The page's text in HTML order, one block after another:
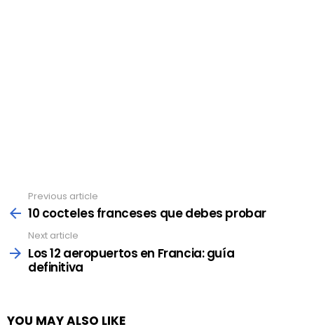
more
Previous article
10 cocteles franceses que debes probar
Next article
Los 12 aeropuertos en Francia: guía
definitiva
YOU MAY ALSO LIKE